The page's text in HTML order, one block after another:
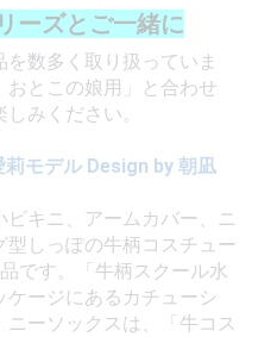
ーズとご一緒に
数多く取り扱っていま
とこの娘用」と合わせ
みください。
モデル Design by 朝凪
キニ、アームカバー、ニ
しっぽの牛柄コスチュー
です。「牛柄スクール水
ージにあるカチューシ
ーソックスは、「牛コス